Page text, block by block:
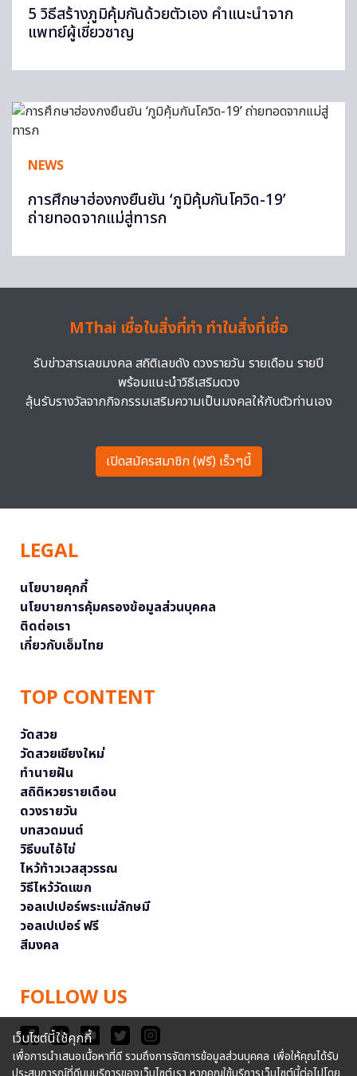
5 วิธีสร้างภูมิคุ้มกันด้วยตัวเอง คำแนะนำจาก
แพทย์ผู้เชี่ยวชาญ
NEWS
การศึกษาฮ่องกงยืนยัน ‘ภูมิคุ้มกันโควิด-19’
ถ่ายทอดจากแม่สู่ทารก
MThai เชื่อในสิ่งที่ทำ ทำในสิ่งที่เชื่อ
รับข่าวสารเลขมงคล สถิติเลขดัง ดวงรายวัน รายเดือน รายปี
พร้อมแนะนำวิธีเสริมดวง
ลุ้นรับรางวัลจากกิจกรรมเสริมความเป็นมงคลให้กับตัวท่านเอง
เปิดสมัครสมาชิก (ฟรี) เร็วๆนี้
LEGAL
นโยบายคุกกี้
นโยบายการคุ้มครองข้อมูลส่วนบุคคล
ติดต่อเรา
เกี่ยวกับเอ็มไทย
TOP CONTENT
วัดสวย
วัดสวยเชียงใหม่
ทำนายฝัน
สถิติหวยรายเดือน
ดวงรายวัน
บทสวดมนต์
วิธีบนไอ้ไข่
ไหว้ท้าวเวสสุวรรณ
วิธีไหว้วัดแขก
วอลเปเปอร์พระแม่ลักษมี
วอลเปเปอร์ ฟรี
สีมงคล
FOLLOW US
เว็บไซต์นี้ใช้คุกกี้
เพื่อการนำเสนอเนื้อหาที่ดี รวมถึงการจัดการข้อมูลส่วนบุคคล เพื่อให้คุณได้รับ